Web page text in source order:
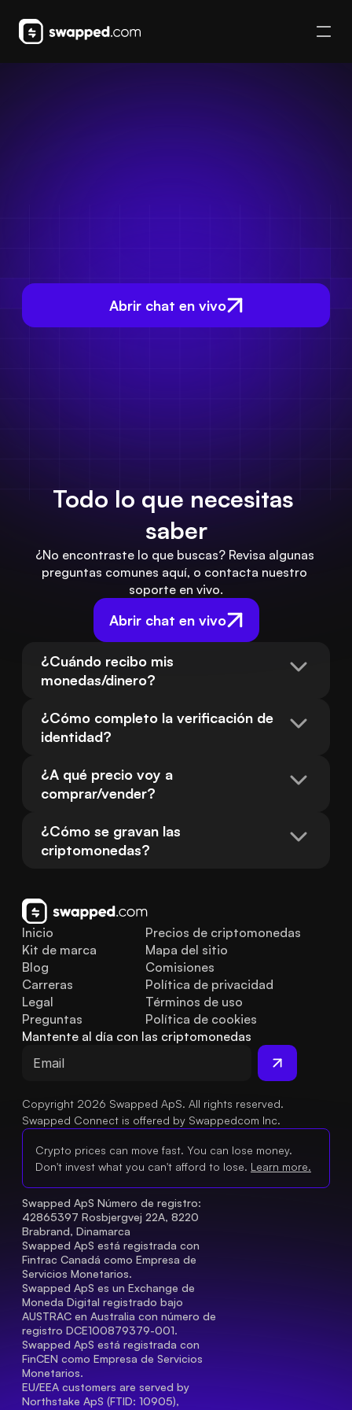
Abrir chat en vivo
Todo lo que necesitas
saber
¿No encontraste lo que buscas? Revisa algunas
preguntas comunes aquí, o contacta nuestro
soporte en vivo.
Abrir chat en vivo
¿Cuándo recibo mis
monedas/dinero?
¿Cómo completo la verificación de
identidad?
¿A qué precio voy a
comprar/vender?
¿Cómo se gravan las
criptomonedas?
Inicio
Kit de marca
Blog
Preguntas
frecuentes
Legal
Carreras
Precios de criptomonedas
Mapa del sitio
Comisiones
Política de privacidad
Términos de uso
Política de cookies
Mantente al día con las criptomonedas
Copyright 2026 Swapped ApS. All rights reserved.
Swapped Connect is offered by Swappedcom Inc.
Crypto prices can move fast. You can lose money.
Don't invest what you can't afford to lose. Learn more.
Swapped ApS Número de registro:
42865397 Rosbjergvej 22A, 8220
Brabrand, Dinamarca
Swapped ApS está registrada con
Fintrac Canadá como Empresa de
Servicios Monetarios.
Swapped ApS es un Exchange de
Moneda Digital registrado bajo
AUSTRAC en Australia con número de
registro DCE100879379-001.
Swapped ApS está registrada con
FinCEN como Empresa de Servicios
Monetarios.
EU/EEA customers are served by
Northstake ApS (FTID: 10905),